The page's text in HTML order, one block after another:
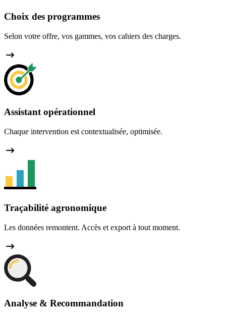
Choix des programmes
Selon votre offre, vos gammes, vos cahiers des charges.
Assistant opérationnel
Chaque intervention est contextualisée, optimisée.
Traçabilité agronomique
Les données remontent. Accès et export à tout moment.
Analyse & Recommandation